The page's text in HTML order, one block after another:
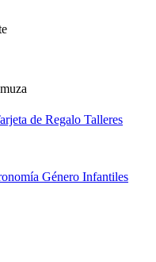
de Regalo Talleres
Género Infantiles